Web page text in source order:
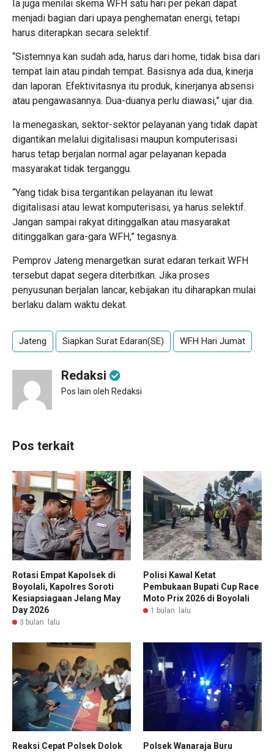
Ia juga menilai skema WFH satu hari per pekan dapat
menjadi bagian dari upaya penghematan energi, tetapi
harus diterapkan secara selektif.
“Sistemnya kan sudah ada, harus dari home, tidak bisa dari
tempat lain atau pindah tempat. Basisnya ada dua, kinerja
dan laporan. Efektivitasnya itu produk, kinerjanya absensi
atau pengawasannya. Dua-duanya perlu diawasi,” ujar dia.
Ia menegaskan, sektor-sektor pelayanan yang tidak dapat
digantikan melalui digitalisasi maupun komputerisasi
harus tetap berjalan normal agar pelayanan kepada
masyarakat tidak terganggu.
“Yang tidak bisa tergantikan pelayanan itu lewat
digitalisasi atau lewat komputerisasi, ya harus selektif.
Jangan sampai rakyat ditinggalkan atau masyarakat
ditinggalkan gara-gara WFH,” tegasnya.
Pemprov Jateng menargetkan surat edaran terkait WFH
tersebut dapat segera diterbitkan. Jika proses
penyusunan berjalan lancar, kebijakan itu diharapkan mulai
berlaku dalam waktu dekat.
Jateng Siapkan Surat Edaran(SE) WFH Hari Jumat
Redaksi
Pos lain oleh Redaksi
Pos terkait
Rotasi Empat Kapolsek di
Boyolali, Kapolres Soroti
Kesiapsiagaan Jelang May
Day 2026
3 bulan lalu
Polisi Kawal Ketat
Pembukaan Bupati Cup Race
Moto Prix 2026 di Boyolali
1 bulan lalu
Reaksi Cepat Polsek Dolok
Polsek Wanaraja Buru